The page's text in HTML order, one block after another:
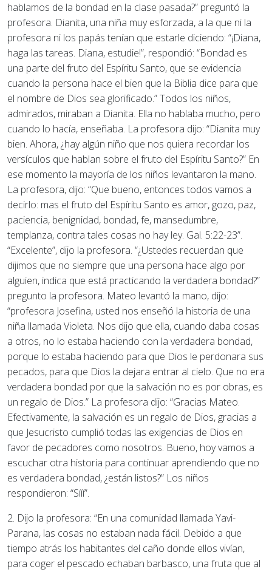
hablamos de la bondad en la clase pasada?” preguntó la
profesora. Dianita, una niña muy esforzada, a la que ni la
profesora ni los papás tenían que estarle diciendo: “¡Diana,
haga las tareas. Diana, estudie!”, respondió: “Bondad es
una parte del fruto del Espíritu Santo, que se evidencia
cuando la persona hace el bien que la Biblia dice para que
el nombre de Dios sea glorificado.” Todos los niños,
admirados, miraban a Dianita. Ella no hablaba mucho, pero
cuando lo hacía, enseñaba. La profesora dijo: “Dianita muy
bien. Ahora, ¿hay algún niño que nos quiera recordar los
versículos que hablan sobre el fruto del Espíritu Santo?” En
ese momento la mayoría de los niños levantaron la mano.
La profesora, dijo: “Que bueno, entonces todos vamos a
decirlo: mas el fruto del Espíritu Santo es amor, gozo, paz,
paciencia, benignidad, bondad, fe, mansedumbre,
templanza, contra tales cosas no hay ley. Gal. 5:22-23”.
“Excelente”, dijo la profesora. “¿Ustedes recuerdan que
dijimos que no siempre que una persona hace algo por
alguien, indica que está practicando la verdadera bondad?”
pregunto la profesora. Mateo levantó la mano, dijo:
“profesora Josefina, usted nos enseñó la historia de una
niña llamada Violeta. Nos dijo que ella, cuando daba cosas
a otros, no lo estaba haciendo con la verdadera bondad,
porque lo estaba haciendo para que Dios le perdonara sus
pecados, para que Dios la dejara entrar al cielo. Que no era
verdadera bondad por que la salvación no es por obras, es
un regalo de Dios.” La profesora dijo: “Gracias Mateo.
Efectivamente, la salvación es un regalo de Dios, gracias a
que Jesucristo cumplió todas las exigencias de Dios en
favor de pecadores como nosotros. Bueno, hoy vamos a
escuchar otra historia para continuar aprendiendo que no
es verdadera bondad, ¿están listos?” Los niños
respondieron: “Sííí”.
2. Dijo la profesora: “En una comunidad llamada Yavi-
Parana, las cosas no estaban nada fácil. Debido a que
tiempo atrás los habitantes del caño donde ellos vivían,
para coger el pescado echaban barbasco, una fruta que al